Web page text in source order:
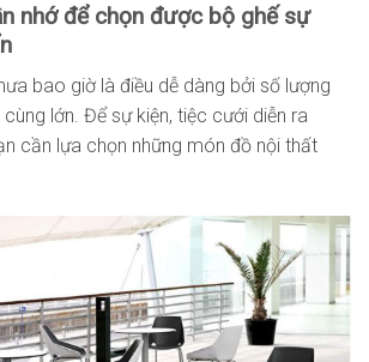
nhớ để chọn được bộ ghế sự
bao giờ là điều dễ dàng bởi số lượng
lớn. Để sự kiện, tiệc cưới diễn ra
cần lựa chọn những món đồ nội thất